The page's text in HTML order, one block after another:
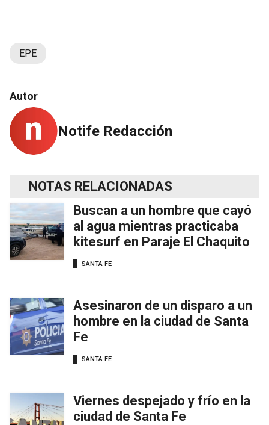
EPE
Autor
Notife Redacción
NOTAS RELACIONADAS
Buscan a un hombre que cayó
al agua mientras practicaba
kitesurf en Paraje El Chaquito
SANTA FE
Asesinaron de un disparo a un
hombre en la ciudad de Santa
Fe
SANTA FE
Viernes despejado y frío en la
ciudad de Santa Fe